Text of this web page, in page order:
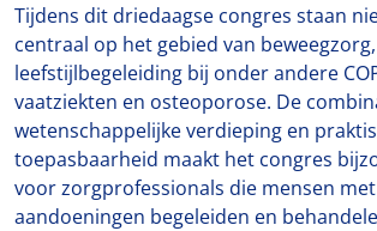
Tijdens dit driedaagse congres staan
centraal op het gebied van
leefstijlbegeleiding bij onder andere
vaatziekten en osteoporose. De
wetenschappelijke verdieping en
toepasbaarheid maakt het congres
voor zorgprofessionals die mensen
aandoeningen begeleiden en